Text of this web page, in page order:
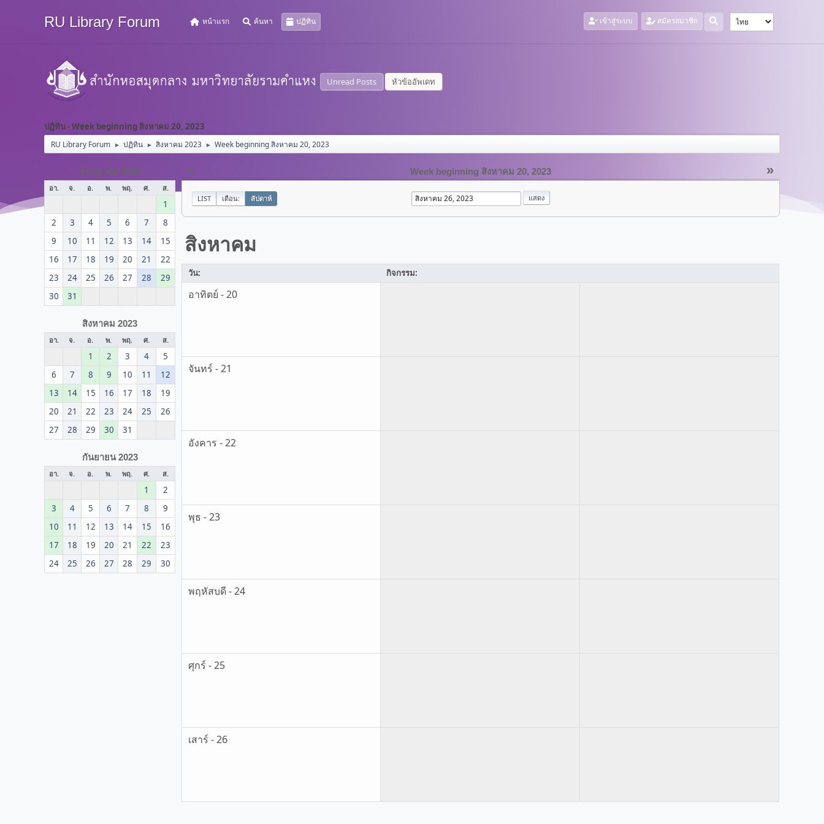
RU Library Forum หน้าแรก ค้นหา ปฏิทิน เข้าสู่ระบบ สมัครสมาชิก
Unread Posts หัวข้ออัพเดท
ปฏิทิน - Week beginning สิงหาคม 20, 2023
RU Library Forum ► ปฏิทิน ► สิงหาคม 2023 ► Week beginning สิงหาคม 20, 2023
กรกฎาคม 2023
อา. จ. อ. พ. พฤ. ศ. ส.
1
2
3 4 5 6 7
8
9
10 11 12 13 14
15
16
17 18 19 20 21
22
23
24 25 26 27 28
29
30
31
สิงหาคม 2023
อา. จ. อ. พ. พฤ. ศ. ส.
1 2 3 4
5
6
7 8 9 10 11
12
13
14 15 16 17 18
19
20
21 22 23 24 25
26
27
28 29 30 31
กันยายน 2023
อา. จ. อ. พ. พฤ. ศ. ส.
1
2
3
4 5 6 7 8
9
10
11 12 13 14 15
16
17
18 19 20 21 22
23
24
25 26 27 28 29 30
« »
Week beginning สิงหาคม 20, 2023
LIST เดือน: สัปดาห์
สิงหาคม
วัน: กิจกรรม:
อาทิตย์ - 20
จันทร์ - 21
อังคาร - 22
พุธ - 23
พฤหัสบดี - 24
ศุกร์ - 25
เสาร์ - 26